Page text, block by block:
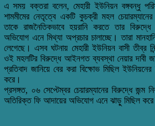
এ সময় বক্তরা বলেন, মেহারী ইউনিয়ন বঙ্গবন্ধু
শামমীমের নেতৃত্বে একটি কুচক্রী মহল
তাকে রাজনৈতিকভাবে হয়রানি করতে তার বিরুদ্ধে
অভিযোগ এনে মিথ্যা অপ্রচার চালাচ্ছে। তারা
লেগেছে। এসব ঘটনায় মেহারী ইউনিয়ন বাসী তীব্র
ওই মহলটির বিরুদ্ধে আইনগত ব্যবস্থা নেয়ার দাবী
প্রতিবাদ জানিয়ে বের করা বিক্ষোভ মিছিল
করে।
প্রসঙ্গত, ০৬ সেপ্টেম্বর চেয়ারম্যানের বিরুদ্ধে জন্ম
অতিরিক্ত ফি আদায়ের অভিযোগ এনে ঝাড়ু মিছিল